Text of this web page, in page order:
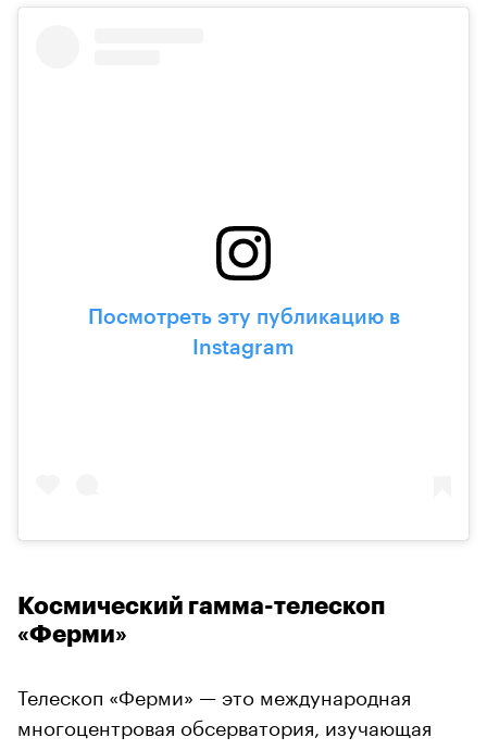
Посмотреть эту публикацию в
Instagram
Космический гамма-телескоп
«Ферми»
Телескоп «Ферми» — это международная
многоцентровая обсерватория, изучающая